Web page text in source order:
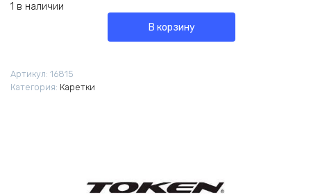
1 в наличии
В корзину
Артикул: 16815
Категория: Каретки